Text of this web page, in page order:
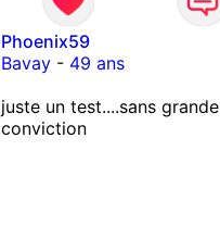
Phoenix59
Bavay- 49 ans
juste un test....sans grande
conviction